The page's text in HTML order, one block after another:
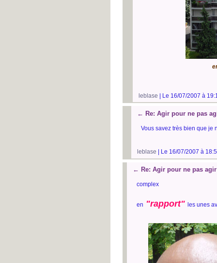
leblase | Le 16/07/2007 à
← Re: Agir pour ne pas
Vous savez très bien que je
leblase | Le 16/07/2007 à
← Re: Agir pour ne pas
complex
en "rapport" les unes